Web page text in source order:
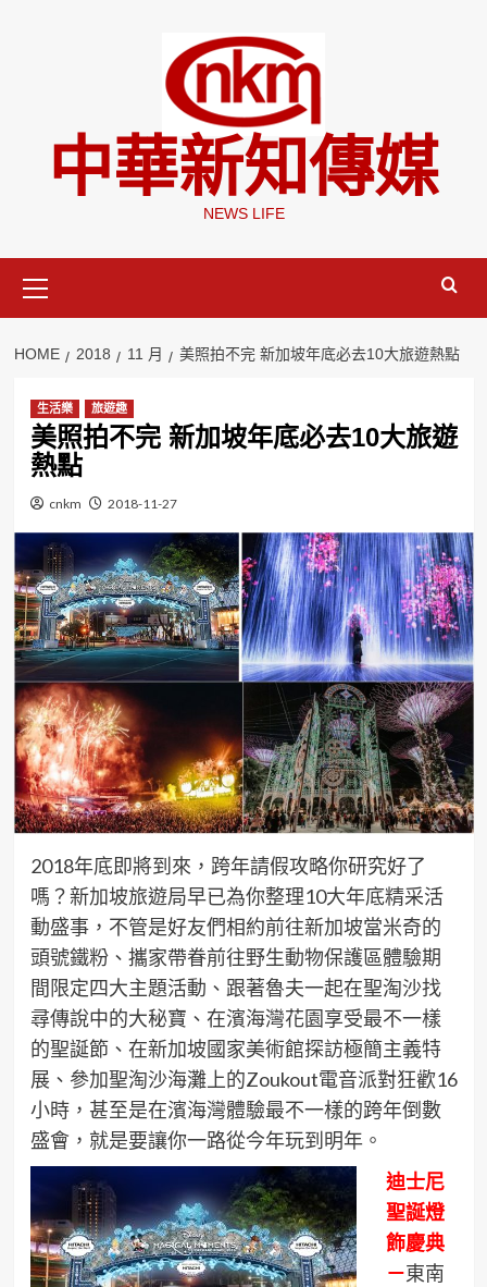
中華新知傳媒
NEWS LIFE
Menu
HOME 2018 11 月 美照拍不完 新加坡年底必去10大旅遊熱點
生活樂 旅遊趣
美照拍不完 新加坡年底必去10大旅遊
熱點
cnkm 2018-11-27
2018年底即將到來，跨年請假攻略你研究好了
嗎？新加坡旅遊局早已為你整理10大年底精采活
動盛事，不管是好友們相約前往新加坡當米奇的
頭號鐵粉、攜家帶眷前往野生動物保護區體驗期
間限定四大主題活動、跟著魯夫一起在聖淘沙找
尋傳說中的大秘寶、在濱海灣花園享受最不一樣
的聖誕節、在新加坡國家美術館探訪極簡主義特
展、參加聖淘沙海灘上的Zoukout電音派對狂歡16
小時，甚至是在濱海灣體驗最不一樣的跨年倒數
盛會，就是要讓你一路從今年玩到明年。
迪士尼
聖誕燈
飾慶典
－東南